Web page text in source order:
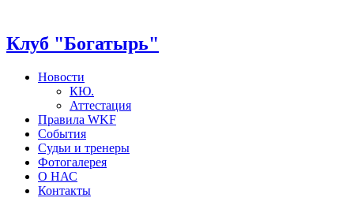
Клуб "Богатырь"
Новости
КЮ.
Аттестация
Правила WKF
События
Судьи и тренеры
Фотогалерея
О НАС
Контакты